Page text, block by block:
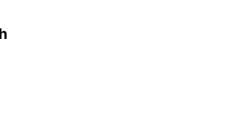
giúp thước luôn hoạt động
tưởng của thước cuộn
là ai?